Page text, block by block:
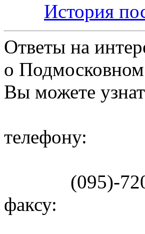
История
Ответы на
о
Вы можете
телефону:
(095)-
факсу: